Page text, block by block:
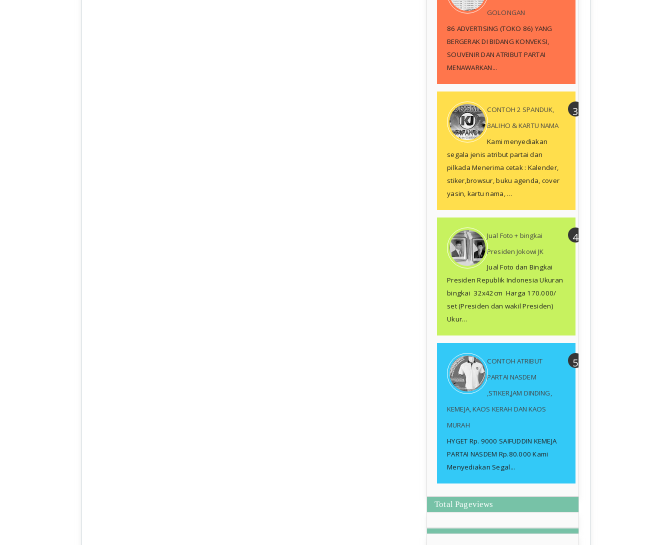
GOLONGAN
86 ADVERTISING (TOKO 86) YANG
BERGERAK DI BIDANG KONVEKSI,
SOUVENIR DAN ATRIBUT PARTAI
MENAWARKAN...
CONTOH 2 SPANDUK,
BALIHO & KARTU NAMA
Kami menyediakan
segala jenis atribut partai dan
pilkada Menerima cetak : Kalender,
stiker,browsur, buku agenda, cover
yasin, kartu nama, ...
Jual Foto + bingkai
Presiden Jokowi JK
Jual Foto dan Bingkai
Presiden Republik Indonesia Ukuran
bingkai 32x42cm Harga 170.000/
set (Presiden dan wakil Presiden)
Ukur...
CONTOH ATRIBUT
PARTAI NASDEM
,STIKER,JAM DINDING,
KEMEJA, KAOS KERAH DAN KAOS
MURAH
HYGET Rp. 9000 SAIFUDDIN KEMEJA
PARTAI NASDEM Rp.80.000 Kami
Menyediakan Segal...
Total Pageviews